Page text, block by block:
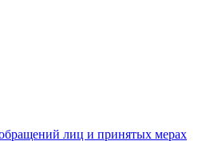
лиц и принятых мерах